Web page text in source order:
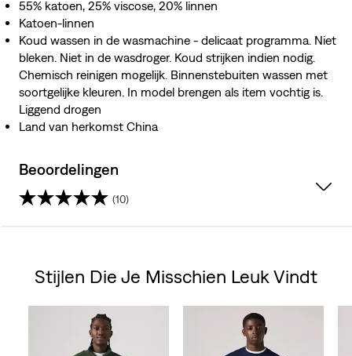
55% katoen, 25% viscose, 20% linnen
Katoen-linnen
Koud wassen in de wasmachine - delicaat programma. Niet
bleken. Niet in de wasdroger. Koud strijken indien nodig.
Chemisch reinigen mogelijk. Binnenstebuiten wassen met
soortgelijke kleuren. In model brengen als item vochtig is.
Liggend drogen
Land van herkomst China
Beoordelingen
(10)
deStijlen Die Je Misschien Leuk Vindt